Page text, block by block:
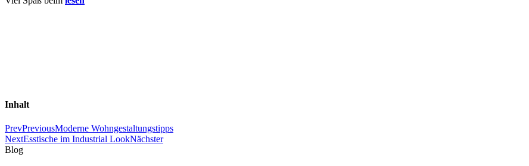
Inhalt
PrevPreviousModerne Wohngestaltungstipps
NextEsstische im Industrial LookNächster
Blog